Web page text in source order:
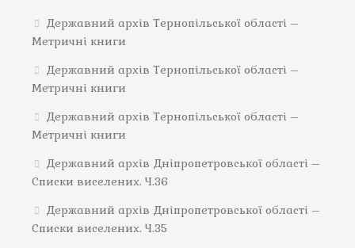
Державний архів Тернопільської області –
Метричні книги
Державний архів Тернопільської області –
Метричні книги
Державний архів Тернопільської області –
Метричні книги
Державний архів Дніпропетровської області –
Списки виселених. Ч.36
Державний архів Дніпропетровської області –
Списки виселених. Ч.35